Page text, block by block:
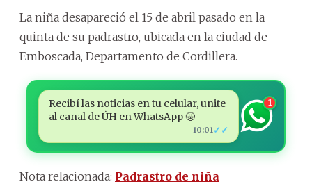
La niña desapareció el 15 de abril pasado en la
quinta de su padrastro, ubicada en la ciudad de
Emboscada, Departamento de Cordillera.
Recibí las noticias en tu celular, unite
al canal de ÚH en WhatsApp 🤩
10:01 ✓✓
1
Nota relacionada: Padrastro de niña